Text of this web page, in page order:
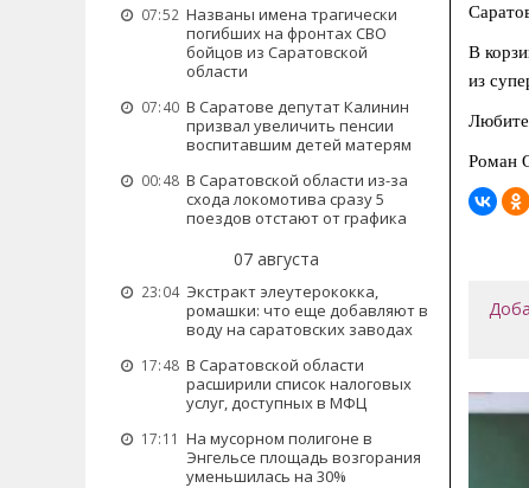
07:52 Названы имена трагически
погибших на фронтах СВО
бойцов из Саратовской
области
07:40 В Саратове депутат Калинин
призвал увеличить пенсии
воспитавшим детей матерям
00:48 В Саратовской области из-за
схода локомотива сразу 5
поездов отстают от графика
07 августа
23:04 Экстракт элеутерококка,
ромашки: что еще добавляют в
воду на саратовских заводах
17:48 В Саратовской области
расширили список налоговых
услуг, доступных в МФЦ
17:11 На мусорном полигоне в
Энгельсе площадь возгорания
уменьшилась на 30%
В
из
Роман